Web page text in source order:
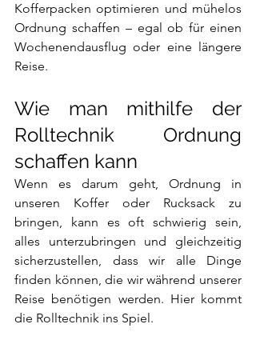
Kofferpacken optimieren und mühelos
Ordnung schaffen – egal ob für einen
Wochenendausflug oder eine längere
Reise.
Wie man mithilfe der
Rolltechnik Ordnung
schaffen kann
Wenn es darum geht, Ordnung in
unseren Koffer oder Rucksack zu
bringen, kann es oft schwierig sein,
alles unterzubringen und gleichzeitig
sicherzustellen, dass wir alle Dinge
finden können, die wir während unserer
Reise benötigen werden. Hier kommt
die Rolltechnik ins Spiel.